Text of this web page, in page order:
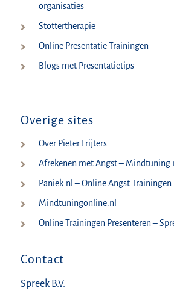
organisaties
Stottertherapie
Online Presentatie Trainingen
Blogs met Presentatietips
Overige sites
Over Pieter Frijters
Afrekenen met Angst –
Paniek.nl – Online Angst Trainingen
Mindtuningonline.nl
Online Trainingen Presenteren –
Contact
Spreek B.V.